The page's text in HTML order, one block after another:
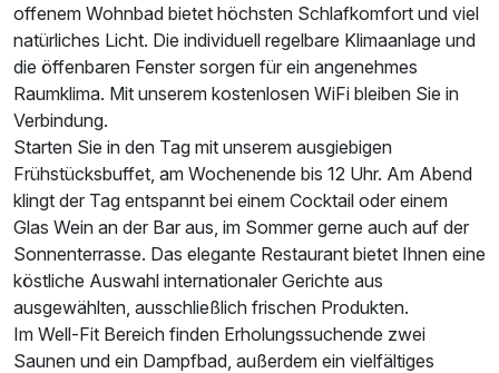
offenem Wohnbad bietet höchsten Schlafkomfort und viel
natürliches Licht. Die individuell regelbare Klimaanlage und
die öffenbaren Fenster sorgen für ein angenehmes
Raumklima. Mit unserem kostenlosen WiFi bleiben Sie in
Verbindung.
Starten Sie in den Tag mit unserem ausgiebigen
Frühstücksbuffet, am Wochenende bis 12 Uhr. Am Abend
klingt der Tag entspannt bei einem Cocktail oder einem
Glas Wein an der Bar aus, im Sommer gerne auch auf der
Sonnenterrasse. Das elegante Restaurant bietet Ihnen eine
köstliche Auswahl internationaler Gerichte aus
ausgewählten, ausschließlich frischen Produkten.
Im Well-Fit Bereich finden Erholungssuchende zwei
Saunen und ein Dampfbad, außerdem ein vielfältiges